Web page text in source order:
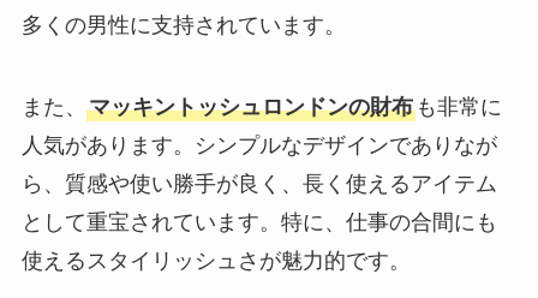
多くの男性に支持されています。
また、 マッキントッシュロンドンの財布も非常に
人気があります。シンプルなデザインでありなが
ら、質感や使い勝手が良く、長く使えるアイテム
として重宝されています。特に、仕事の合間にも
使えるスタイリッシュさが魅力的です。